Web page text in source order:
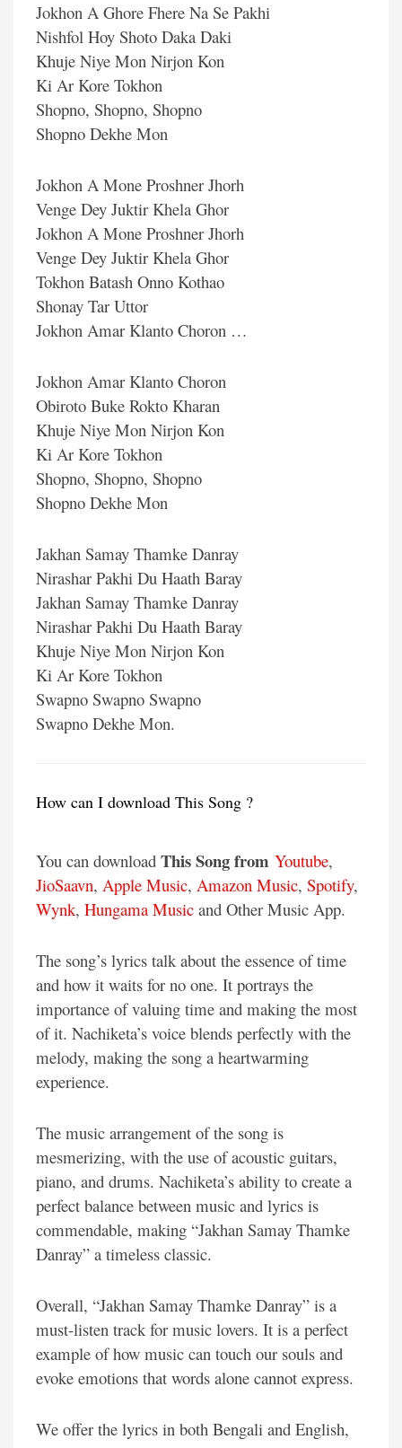
Jokhon A Ghore Fhere Na Se Pakhi
Nishfol Hoy Shoto Daka Daki
Khuje Niye Mon Nirjon Kon
Ki Ar Kore Tokhon
Shopno, Shopno, Shopno
Shopno Dekhe Mon
Jokhon A Mone Proshner Jhorh
Venge Dey Juktir Khela Ghor
Jokhon A Mone Proshner Jhorh
Venge Dey Juktir Khela Ghor
Tokhon Batash Onno Kothao
Shonay Tar Uttor
Jokhon Amar Klanto Choron …
Jokhon Amar Klanto Choron
Obiroto Buke Rokto Kharan
Khuje Niye Mon Nirjon Kon
Ki Ar Kore Tokhon
Shopno, Shopno, Shopno
Shopno Dekhe Mon
Jakhan Samay Thamke Danray
Nirashar Pakhi Du Haath Baray
Jakhan Samay Thamke Danray
Nirashar Pakhi Du Haath Baray
Khuje Niye Mon Nirjon Kon
Ki Ar Kore Tokhon
Swapno Swapno Swapno
Swapno Dekhe Mon.
How can I download This Song ?
You can download This Song from Youtube,
JioSaavn, Apple Music, Amazon Music, Spotify,
Wynk, Hungama Music and Other Music App.
The song’s lyrics talk about the essence of time
and how it waits for no one. It portrays the
importance of valuing time and making the most
of it. Nachiketa’s voice blends perfectly with the
melody, making the song a heartwarming
experience.
The music arrangement of the song is
mesmerizing, with the use of acoustic guitars,
piano, and drums. Nachiketa’s ability to create a
perfect balance between music and lyrics is
commendable, making “Jakhan Samay Thamke
Danray” a timeless classic.
Overall, “Jakhan Samay Thamke Danray” is a
must-listen track for music lovers. It is a perfect
example of how music can touch our souls and
evoke emotions that words alone cannot express.
We offer the lyrics in both Bengali and English,